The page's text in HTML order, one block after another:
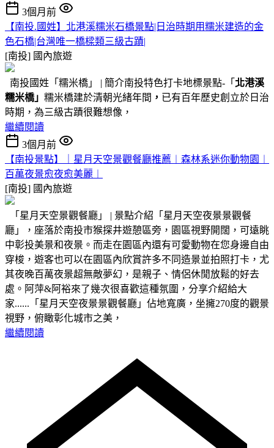
3個月前
【南投.國姓】北港溪糯米石橋景點|日治時期用糯米建造的金
色石橋|台灣唯一橋樑類三級古蹟|
[南投] 國內旅遊
南投國姓「糯米橋」 | 簡介南投特色打卡地標景點-「 北港溪
糯米橋」 糯米橋建於清朝光緒年間 ， 已有百年歷史創立於日治
時期，為三級古蹟很難想像，
繼續閱讀
3個月前
【南投景點】｜星月天空景觀餐廳推薦︱森林系迷你動物園︱
百萬夜景愈夜愈美麗︱
[南投] 國內旅遊
「星月天空景觀餐廳」 | 景點介紹「星月天空夜景景觀餐
廳」，座落於南投市猴探井遊憩區旁，園區視野開闊，可遠眺
中彰投美景和夜景。而走在園區內還有可愛動物在您身邊自由
穿梭，遊客也可以在園區內欣賞許多不同造景並拍照打卡，尤
其夜晚百萬夜景超無敵夢幻，是親子、情侶休閒放鬆的好去
處。阿萍&阿裕來了幾次很喜歡這種氛圍，分享介紹給大
家......「星月天空夜景景觀餐廳」佔地寬廣，坐擁270度的觀景
視野，俯瞰彰化城市之美，
繼續閱讀